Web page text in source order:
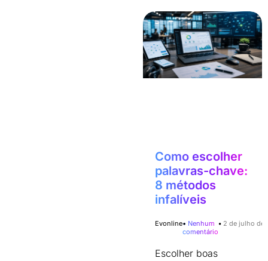
Como escolher
palavras-chave:
8 métodos
infalíveis
Evonline 2 de julho de
Nenhum
comentário
Escolher boas